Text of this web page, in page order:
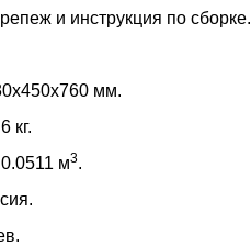
и инструкция по сборке.
мм.
кг.
м3.